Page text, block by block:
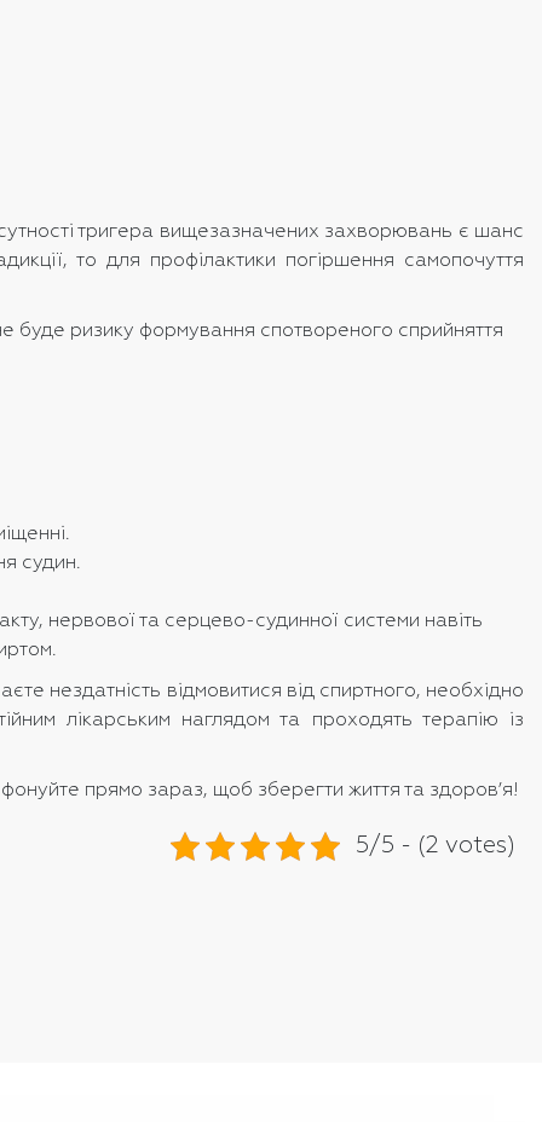
тригера вищезазначених захворювань є шанс
то для профілактики погіршення самопочуття
буде ризику формування спотвореного сприйняття
судин.
нервової та серцево-судинної системи навіть
нездатність відмовитися від спиртного, необхідно
лікарським наглядом та проходять терапію із
прямо зараз, щоб зберегти життя та здоров’я!
5/5 - (2 votes)